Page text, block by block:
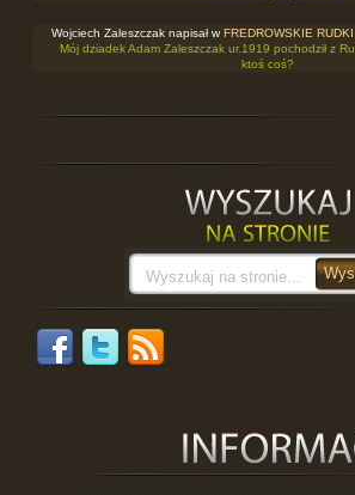
Wojciech Zaleszczak napisał w FREDROWSKIE
Mój dziadek Adam Zaleszczak ur.1919 pochodził z
ktoś coś?